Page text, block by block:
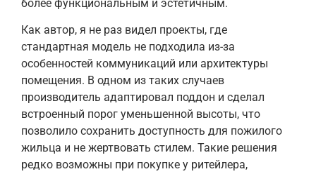
более функциональным и эстетичным.
Как автор, я не раз видел проекты, где
стандартная модель не подходила из-за
особенностей коммуникаций или архитектуры
помещения. В одном из таких случаев
производитель адаптировал поддон и сделал
встроенный порог уменьшенной высоты, что
позволило сохранить доступность для пожилого
жильца и не жертвовать стилем. Такие решения
редко возможны при покупке у ритейлера,